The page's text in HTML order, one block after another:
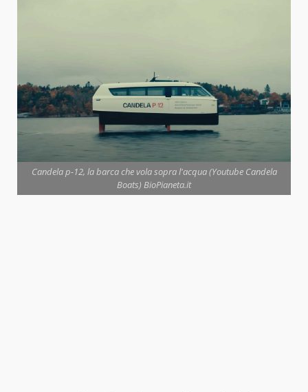
Candela p-12, la barca che vola sopra l'acqua (Youtube Candela
Boats) BioPianeta.it